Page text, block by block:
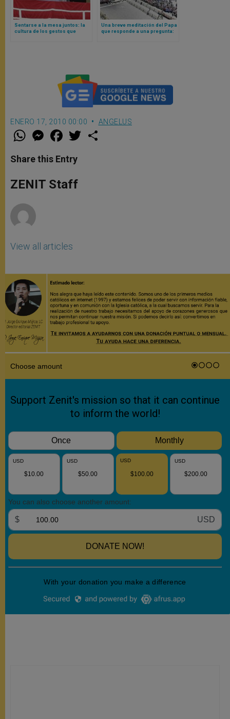
Sentarse a la mesa juntos: la
cultura de los gestos que
Una breve meditación del Papa
que responde a una pregunta:
ENERO 17, 2010 00:00 ANGELUS
W
t
s
p
p
M
e
s
e
g
e
F
a
e
b
o
k
w
Share this Entry
ZENIT Staff
View all articles